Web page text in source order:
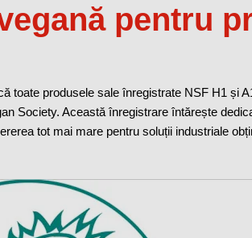
pentru
toate produsele sale înregistrate NSF H1 și
Society. Această înregistrare întărește
tot mai mare pentru soluții industriale